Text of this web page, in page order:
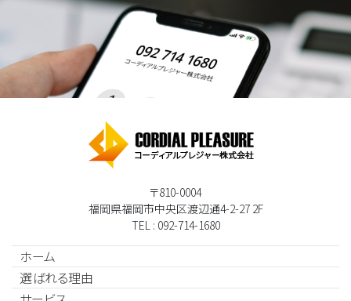
〒810-0004
福岡県福岡市中央区渡辺通4-2-27 2F
TEL : 092-714-1680
ホーム
選ばれる理由